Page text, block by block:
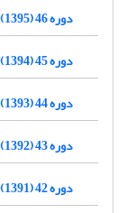
دوره 46 (1395)
دوره 45 (1394)
دوره 44 (1393)
دوره 43 (1392)
دوره 42 (1391)